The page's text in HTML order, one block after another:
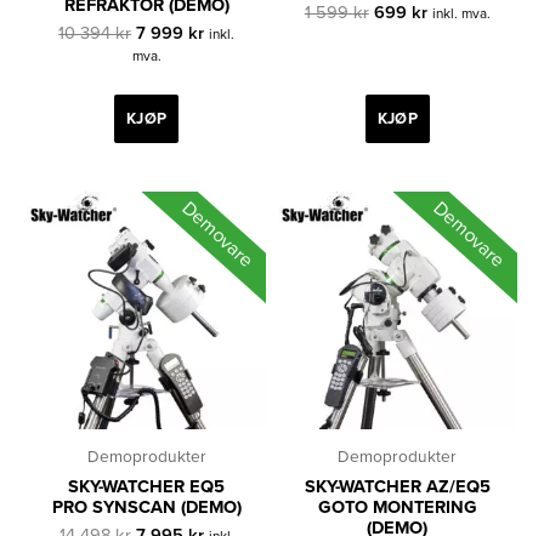
REFRAKTOR (DEMO)
10 394kr Opprinnelig
pris
10
394 kr.
7 999 krNåværende
inkl.
mva.
KJØP
1 599kr Opprinnelig
599 kr.
699 krNåværende
inkl. mva.
KJØP
Demovare
Demoprodukter
SKY-WATCHER EQ5
PRO SYNSCAN (DEMO)
Demovare
Demoprodukter
SKY-WATCHER AZ/EQ5
GOTO MONTERING
(DEMO)